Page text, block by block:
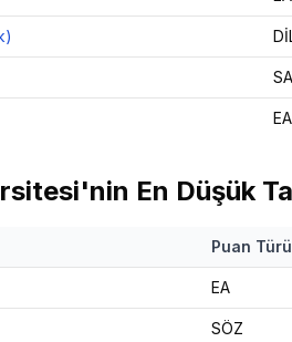
EA
'nin En Düşük
Puan Türü
EA
SÖZ